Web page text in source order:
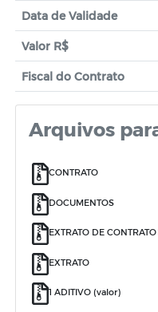
Data de Validade
Valor R$
Fiscal do Contrato
Arquivos
CONTRATO
DOCUMENTOS
EXTRATO DE CONTRATO
EXTRATO
1 ADITIVO (valor)